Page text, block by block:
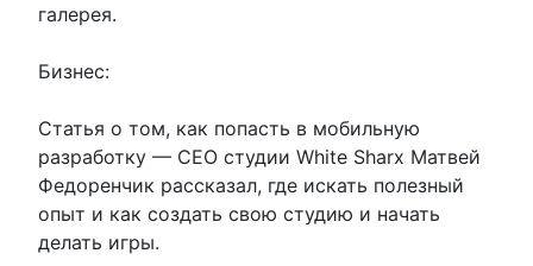
галерея.
Бизнес:
Статья о том, как попасть в мобильную
разработку — СЕО студии White Sharx Матвей
Федоренчик рассказал, где искать полезный
опыт и как создать свою студию и начать
делать игры.